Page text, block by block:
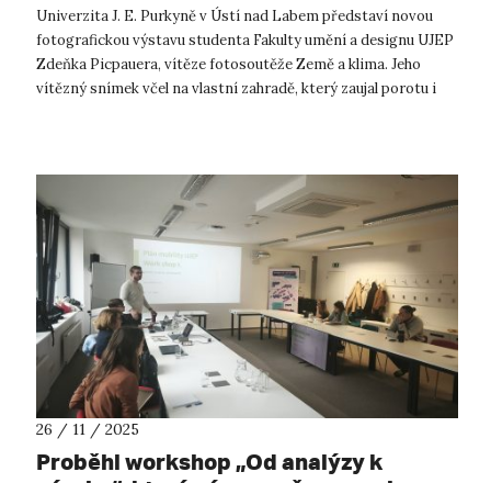
Univerzita J. E. Purkyně v Ústí nad Labem představí novou
fotografickou výstavu studenta Fakulty umění a designu UJEP
Zdeňka Picpauera, vítěze fotosoutěže Země a klima. Jeho
vítězný snímek včel na vlastní zahradě, který zaujal porotu i
26 / 11 / 2025
Proběhl workshop „Od analýzy k